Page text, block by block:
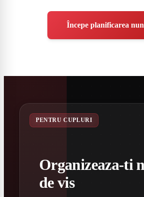
Începe planificarea
PENTRU CUPLURI
Organizeaza-ti
de vis